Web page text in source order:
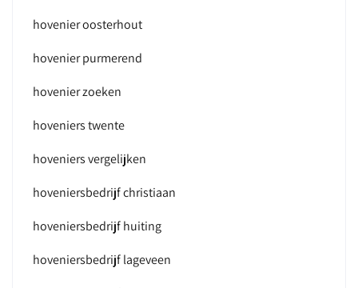
hovenier oosterhout
hovenier purmerend
hovenier zoeken
hoveniers twente
hoveniers vergelijken
hoveniersbedrijf christiaan
hoveniersbedrijf huiting
hoveniersbedrijf lageveen